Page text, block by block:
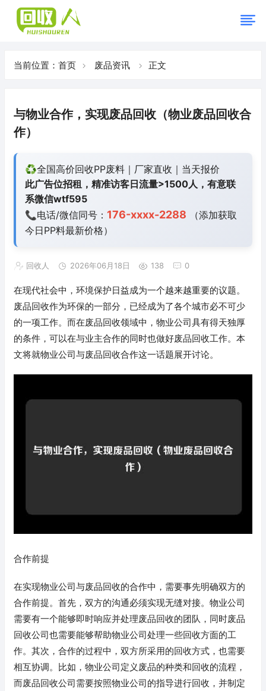
当前位置： 首页 废品资讯 正文
与物业合作，实现废品回收（物业废品回收合
作）
♻️全国高价回收PP废料｜厂家直收｜当天报价
此广告位招租，精准访客日流量>1500人，有意联
系微信wtf595
📞电话/微信同号： 176-xxxx-2288 （添加获取
今日PP料最新价格）
回收人 2026年06月18日 138 0
在现代社会中，环境保护日益成为一个越来越重要的议题。
废品回收作为环保的一部分，已经成为了各个城市必不可少
的一项工作。而在废品回收领域中，物业公司具有得天独厚
的条件，可以在与业主合作的同时也做好废品回收工作。本
文将就物业公司与废品回收合作这一话题展开讨论。
合作前提
在实现物业公司与废品回收的合作中，需要事先明确双方的
合作前提。首先，双方的沟通必须实现无缝对接。物业公司
需要有一个能够即时响应并处理废品回收的团队，同时废品
回收公司也需要能够帮助物业公司处理一些回收方面的工
作。其次，合作的过程中，双方所采用的回收方式，也需要
相互协调。比如，物业公司定义废品的种类和回收的流程，
而废品回收公司需要按照物业公司的指导进行回收，并制定